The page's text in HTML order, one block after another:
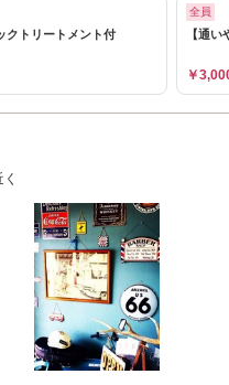
クトリートメント付
全員
【通
￥